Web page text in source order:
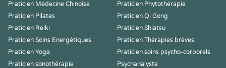
Praticien Médecine Chinoise
Praticien Phytothérapie
Praticien Pilates
Praticien Qi Gong
Praticien Reiki
Praticien Shiatsu
Praticien Soins Energétiques
Praticien Thérapies brèves
Praticien Yoga
Praticien soins psycho-corporels
Praticien sonothérapie
Psychanalyste